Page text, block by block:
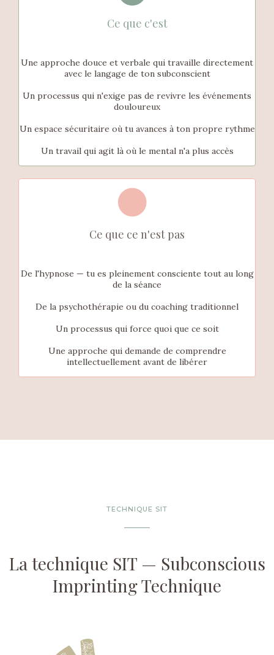
Ce que c'est
Une approche douce et verbale qui travaille directement
avec le langage de ton subconscient
Un processus qui n'exige pas de revivre les événements
douloureux
Un espace sécuritaire où tu avances à ton propre rythme
Un travail qui agit là où le mental n'a plus accès
Ce que ce n'est pas
De l'hypnose — tu es pleinement consciente tout au long
de la séance
De la psychothérapie ou du coaching traditionnel
Un processus qui force quoi que ce soit
Une approche qui demande de comprendre
intellectuellement avant de libérer
TECHNIQUE SIT
La technique SIT — Subconscious
Imprinting Technique